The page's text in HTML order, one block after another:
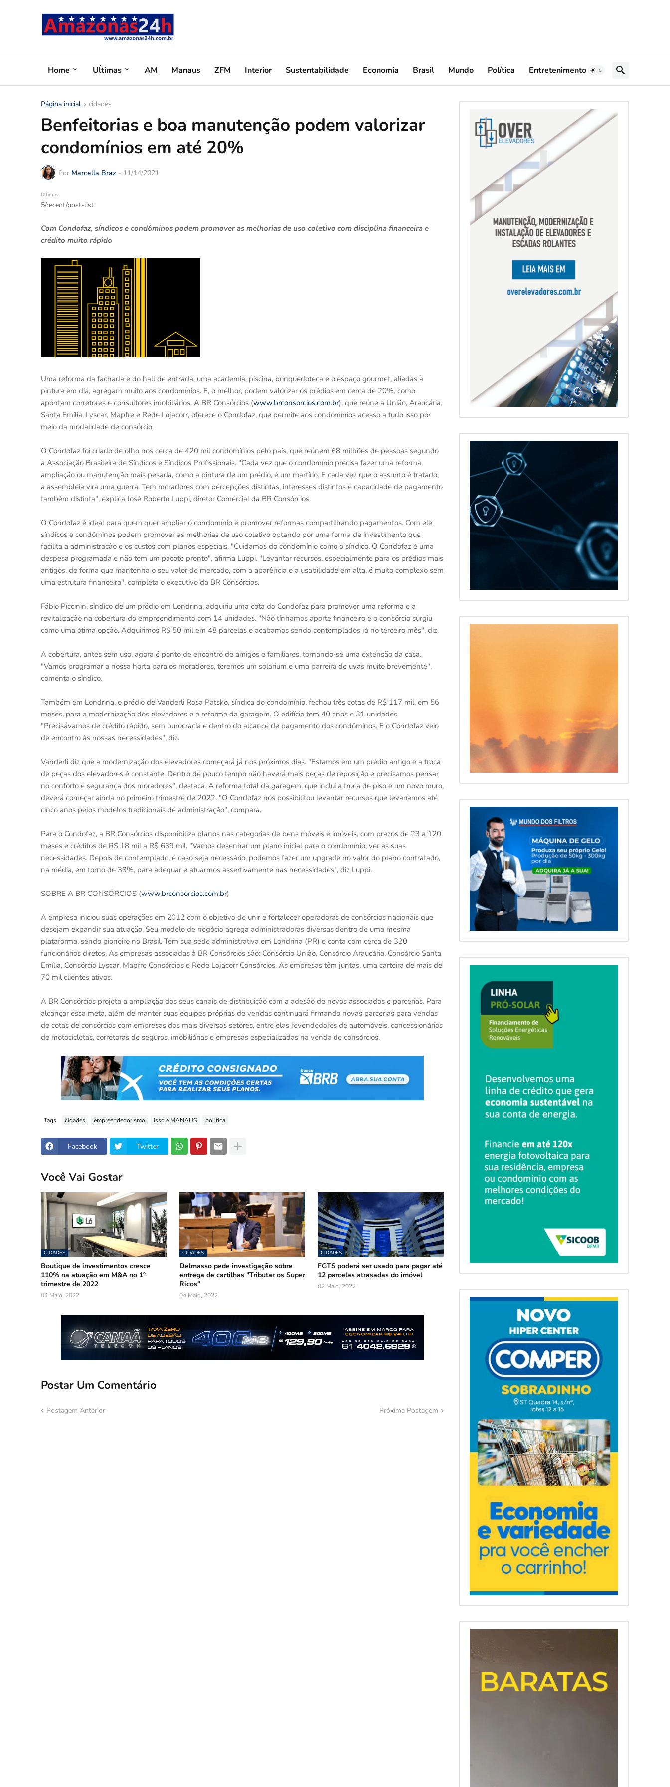
Home Uĺtimas AM Manaus ZFM Interior Sustentabilidade Economia Brasil Mundo Política Entretenimento
Página inicial cidades
Benfeitorias e boa manutenção podem valorizar
condomínios em até 20%
Por Marcella Braz - 11/14/2021
Últimas
5/recent/post-list
Com Condofaz, síndicos e condôminos podem promover as melhorias de uso coletivo com disciplina financeira e
crédito muito rápido
Uma reforma da fachada e do hall de entrada, uma academia, piscina, brinquedoteca e o espaço gourmet, aliadas à
pintura em dia, agregam muito aos condomínios. E, o melhor, podem valorizar os prédios em cerca de 20%, como
apontam corretores e consultores imobiliários. A BR Consórcios (www.brconsorcios.com.br), que reúne a União, Araucária,
Santa Emília, Lyscar, Mapfre e Rede Lojacorr, oferece o Condofaz, que permite aos condomínios acesso a tudo isso por
meio da modalidade de consórcio.
O Condofaz foi criado de olho nos cerca de 420 mil condomínios pelo país, que reúnem 68 milhões de pessoas segundo
a Associação Brasileira de Síndicos e Síndicos Profissionais. "Cada vez que o condomínio precisa fazer uma reforma,
ampliação ou manutenção mais pesada, como a pintura de um prédio, é um martírio. E cada vez que o assunto é tratado,
a assembleia vira uma guerra. Tem moradores com percepções distintas, interesses distintos e capacidade de pagamento
também distinta", explica José Roberto Luppi, diretor Comercial da BR Consórcios.
O Condofaz é ideal para quem quer ampliar o condomínio e promover reformas compartilhando pagamentos. Com ele,
síndicos e condôminos podem promover as melhorias de uso coletivo optando por uma forma de investimento que
facilita a administração e os custos com planos especiais. "Cuidamos do condomínio como o síndico. O Condofaz é uma
despesa programada e não tem um pacote pronto", afirma Luppi. "Levantar recursos, especialmente para os prédios mais
antigos, de forma que mantenha o seu valor de mercado, com a aparência e a usabilidade em alta, é muito complexo sem
uma estrutura financeira", completa o executivo da BR Consórcios.
Fábio Piccinin, síndico de um prédio em Londrina, adquiriu uma cota do Condofaz para promover uma reforma e a
revitalização na cobertura do empreendimento com 14 unidades. "Não tínhamos aporte financeiro e o consórcio surgiu
como uma ótima opção. Adquirimos R$ 50 mil em 48 parcelas e acabamos sendo contemplados já no terceiro mês", diz.
A cobertura, antes sem uso, agora é ponto de encontro de amigos e familiares, tornando-se uma extensão da casa.
"Vamos programar a nossa horta para os moradores, teremos um solarium e uma parreira de uvas muito brevemente",
comenta o síndico.
Também em Londrina, o prédio de Vanderli Rosa Patsko, síndica do condomínio, fechou três cotas de R$ 117 mil, em 56
meses, para a modernização dos elevadores e a reforma da garagem. O edifício tem 40 anos e 31 unidades.
"Precisávamos de crédito rápido, sem burocracia e dentro do alcance de pagamento dos condôminos. E o Condofaz veio
de encontro às nossas necessidades", diz.
Vanderli diz que a modernização dos elevadores começará já nos próximos dias. "Estamos em um prédio antigo e a troca
de peças dos elevadores é constante. Dentro de pouco tempo não haverá mais peças de reposição e precisamos pensar
no conforto e segurança dos moradores", destaca. A reforma total da garagem, que inclui a troca de piso e um novo muro,
deverá começar ainda no primeiro trimestre de 2022. "O Condofaz nos possibilitou levantar recursos que levaríamos até
cinco anos pelos modelos tradicionais de administração", compara.
Para o Condofaz, a BR Consórcios disponibiliza planos nas categorias de bens móveis e imóveis, com prazos de 23 a 120
meses e créditos de R$ 18 mil a R$ 639 mil. "Vamos desenhar um plano inicial para o condomínio, ver as suas
necessidades. Depois de contemplado, e caso seja necessário, podemos fazer um upgrade no valor do plano contratado,
na média, em torno de 33%, para adequar e atuarmos assertivamente nas necessidades", diz Luppi.
SOBRE A BR CONSÓRCIOS (www.brconsorcios.com.br)
A empresa iniciou suas operações em 2012 com o objetivo de unir e fortalecer operadoras de consórcios nacionais que
desejam expandir sua atuação. Seu modelo de negócio agrega administradoras diversas dentro de uma mesma
plataforma, sendo pioneiro no Brasil. Tem sua sede administrativa em Londrina (PR) e conta com cerca de 320
funcionários diretos. As empresas associadas à BR Consórcios são: Consórcio União, Consórcio Araucária, Consórcio Santa
Emília, Consórcio Lyscar, Mapfre Consórcios e Rede Lojacorr Consórcios. As empresas têm juntas, uma carteira de mais de
70 mil clientes ativos.
A BR Consórcios projeta a ampliação dos seus canais de distribuição com a adesão de novos associados e parcerias. Para
alcançar essa meta, além de manter suas equipes próprias de vendas continuará firmando novas parcerias para vendas
de cotas de consórcios com empresas dos mais diversos setores, entre elas revendedores de automóveis, concessionários
de motocicletas, corretoras de seguros, imobiliárias e empresas especializadas na venda de consórcios.
Tags cidades empreendedorismo isso é MANAUS politica
Facebook Twitter
Você Vai Gostar
CIDADES
Boutique de investimentos cresce
110% na atuação em M&A no 1º
trimestre de 2022
04 Maio, 2022
CIDADES
Delmasso pede investigação sobre
entrega de cartilhas "Tributar os Super
Ricos"
04 Maio, 2022
CIDADES
FGTS poderá ser usado para pagar até
12 parcelas atrasadas do imóvel
02 Maio, 2022
Postar Um Comentário
Postagem Anterior Próxima Postagem